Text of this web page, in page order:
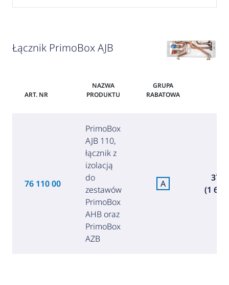
Łącznik PrimoBox AJB
ART. NR
NAZWA
PRODUKTU
GRUPA
RABATOWA
76 110 00
PrimoBox
AJB 110,
łącznik z
izolacją
do
zestawów
PrimoBox
AHB oraz
PrimoBox
AZB
A
(1